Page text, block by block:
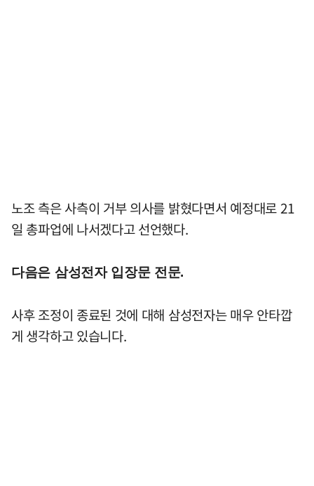
노조 측은 사측이 거부 의사를 밝혔다면서 예정대로 21
일 총파업에 나서겠다고 선언했다.
다음은 삼성전자 입장문 전문.
사후 조정이 종료된 것에 대해 삼성전자는 매우 안타깝
게 생각하고 있습니다.